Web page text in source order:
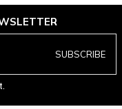
SUBSCRIBE